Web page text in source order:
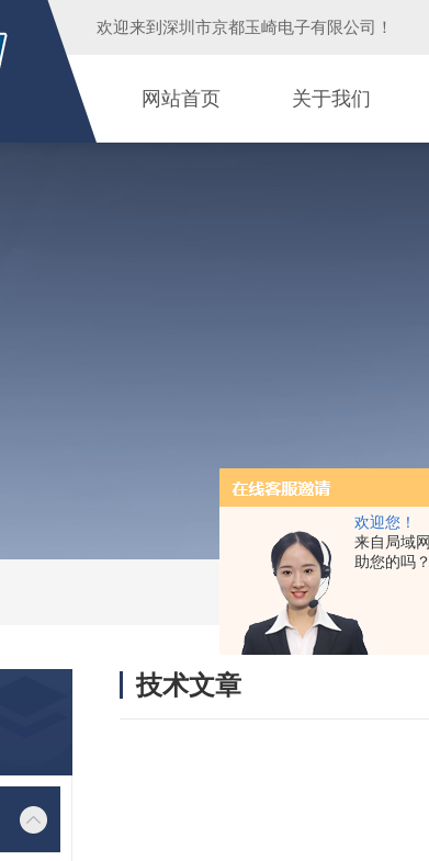
欢迎您！
来自局域
助您的吗？
欢迎来到 深圳市京都玉崎电子有限公司 ！
网站首页 关于我们
技术文章